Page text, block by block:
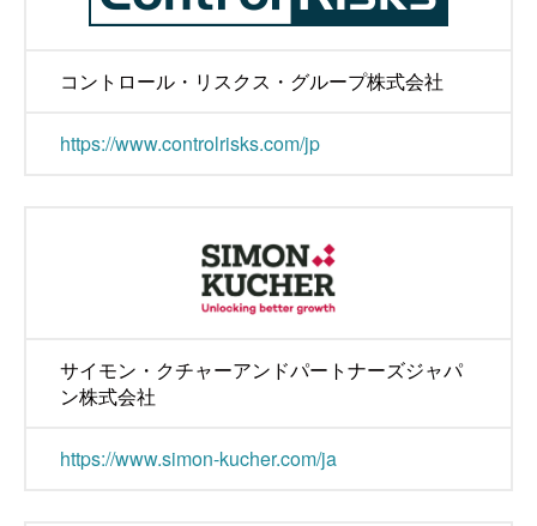
コントロール・リスクス・グループ株式会社
https://www.controlrisks.com/jp
サイモン・クチャーアンドパートナーズジャパ
ン株式会社
https://www.simon-kucher.com/ja